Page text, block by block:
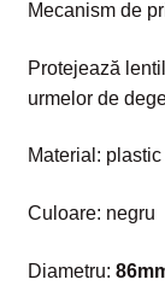
Mecanism de
Protejează
urmelor de
Material: plastic
Culoare: negru
Diametru: